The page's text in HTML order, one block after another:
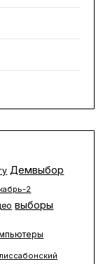
Демвыбор
2
выборы
лиссабонский